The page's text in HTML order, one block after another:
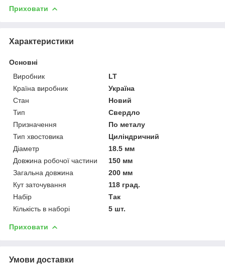
Приховати
Характеристики
Основні
Виробник
LT
Країна виробник
Україна
Стан
Новий
Тип
Свердло
Призначення
По металу
Тип хвостовика
Циліндричний
Діаметр
18.5 мм
Довжина робочої частини
150 мм
Загальна довжина
200 мм
Кут заточування
118 град.
Набір
Так
Кількість в наборі
5 шт.
Приховати
Умови доставки